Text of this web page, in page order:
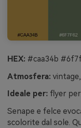
HEX: #caa34b
Atmosfera:
Ideale per: flyer
Senape e felce
scolorite dal sole.